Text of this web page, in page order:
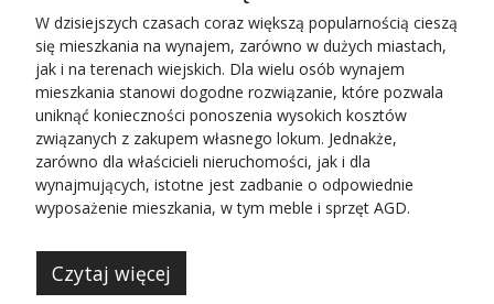
W dzisiejszych czasach coraz większą popularnością cieszą
się mieszkania na wynajem, zarówno w dużych miastach,
jak i na terenach wiejskich. Dla wielu osób wynajem
mieszkania stanowi dogodne rozwiązanie, które pozwala
uniknąć konieczności ponoszenia wysokich kosztów
związanych z zakupem własnego lokum. Jednakże,
zarówno dla właścicieli nieruchomości, jak i dla
wynajmujących, istotne jest zadbanie o odpowiednie
wyposażenie mieszkania, w tym meble i sprzęt AGD.
Czytaj więcej